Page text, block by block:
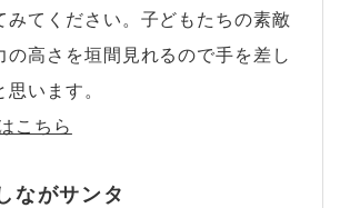
みてください。子どもたちの素敵
の高さを垣間見れるので手を差し
います。
こちら
ながサンタ